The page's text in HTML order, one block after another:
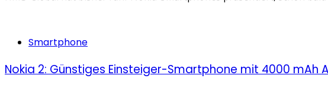
Categories
Smartphone
Nokia 2: Günstiges Einsteiger-Smartphone mit 4000 mAh